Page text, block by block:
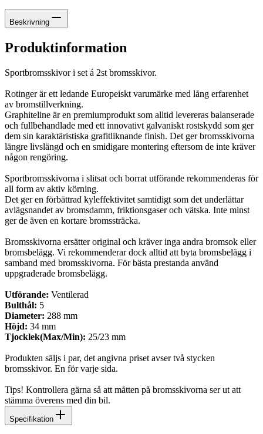
Beskrivning
Produktinformation
Sportbromsskivor i set á 2st bromsskivor.
Rotinger är ett ledande Europeiskt varumärke med lång erfarenhet
av bromstillverkning.
Graphiteline är en premiumprodukt som alltid levereras balanserade
och fullbehandlade med ett innovativt galvaniskt rostskydd som ger
dem sin karaktäristiska grafitliknande finish. Det ger bromsskivorna
längre livslängd och en smidigare montering eftersom de inte kräver
någon rengöring.
Sportbromsskivorna i slitsat och borrat utförande rekommenderas för
all form av aktiv körning.
Det ger en förbättrad kyleffektivitet samtidigt som det underlättar
avlägsnandet av bromsdamm, friktionsgaser och vätska. Inte minst
ger de även en kortare bromssträcka.
Bromsskivorna ersätter original och kräver inga andra bromsok eller
bromsbelägg. Vi rekommenderar dock alltid att byta bromsbelägg i
samband med bromsskivorna. För bästa prestanda använd
uppgraderade bromsbelägg.
Utförande: Ventilerad
Bulthål: 5
Diameter: 288 mm
Höjd: 34 mm
Tjocklek(Max/Min): 25/23 mm
Produkten säljs i par, det angivna priset avser två stycken
bromsskivor. En för varje sida.
Tips! Kontrollera gärna så att måtten på bromsskivorna ser ut att
stämma överens med din bil.
Specifikation